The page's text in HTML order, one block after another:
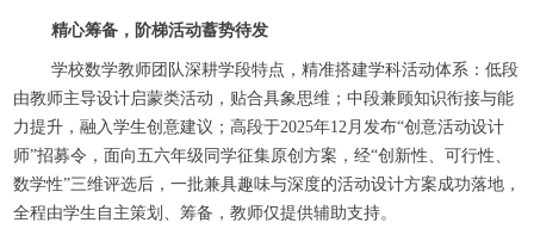
精心筹备，阶梯活动蓄势待发
学校数学教师团队深耕学段特点，精准搭建学科活动体系：低段
由教师主导设计启蒙类活动，贴合具象思维；中段兼顾知识衔接与能
力提升，融入学生创意建议；高段于2025年12月发布“创意活动设计
师”招募令，面向五六年级同学征集原创方案，经“创新性、可行性、
数学性”三维评选后，一批兼具趣味与深度的活动设计方案成功落地，
全程由学生自主策划、筹备，教师仅提供辅助支持。